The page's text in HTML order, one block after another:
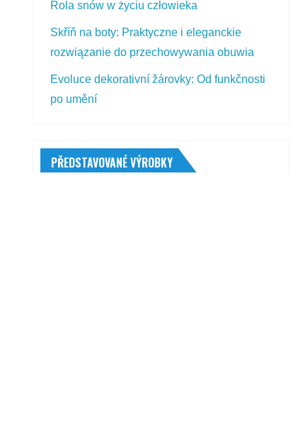
Rola snów w życiu człowieka
Skříň na boty: Praktyczne i eleganckie
rozwiązanie do przechowywania obuwia
Evoluce dekorativní žárovky: Od funkčnosti
po umění
PŘEDSTAVOVANÉ VÝROBKY